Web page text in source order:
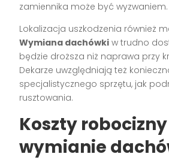
zamiennika może być wyzwaniem.
Lokalizacja uszkodzenia również
Wymiana dachówki w trudno
będzie droższa niż naprawa przy
Dekarze uwzględniają też
specjalistycznego sprzętu, jak
rusztowania.
Koszty
wymianie